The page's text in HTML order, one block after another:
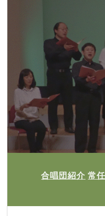
合唱団紹介 常